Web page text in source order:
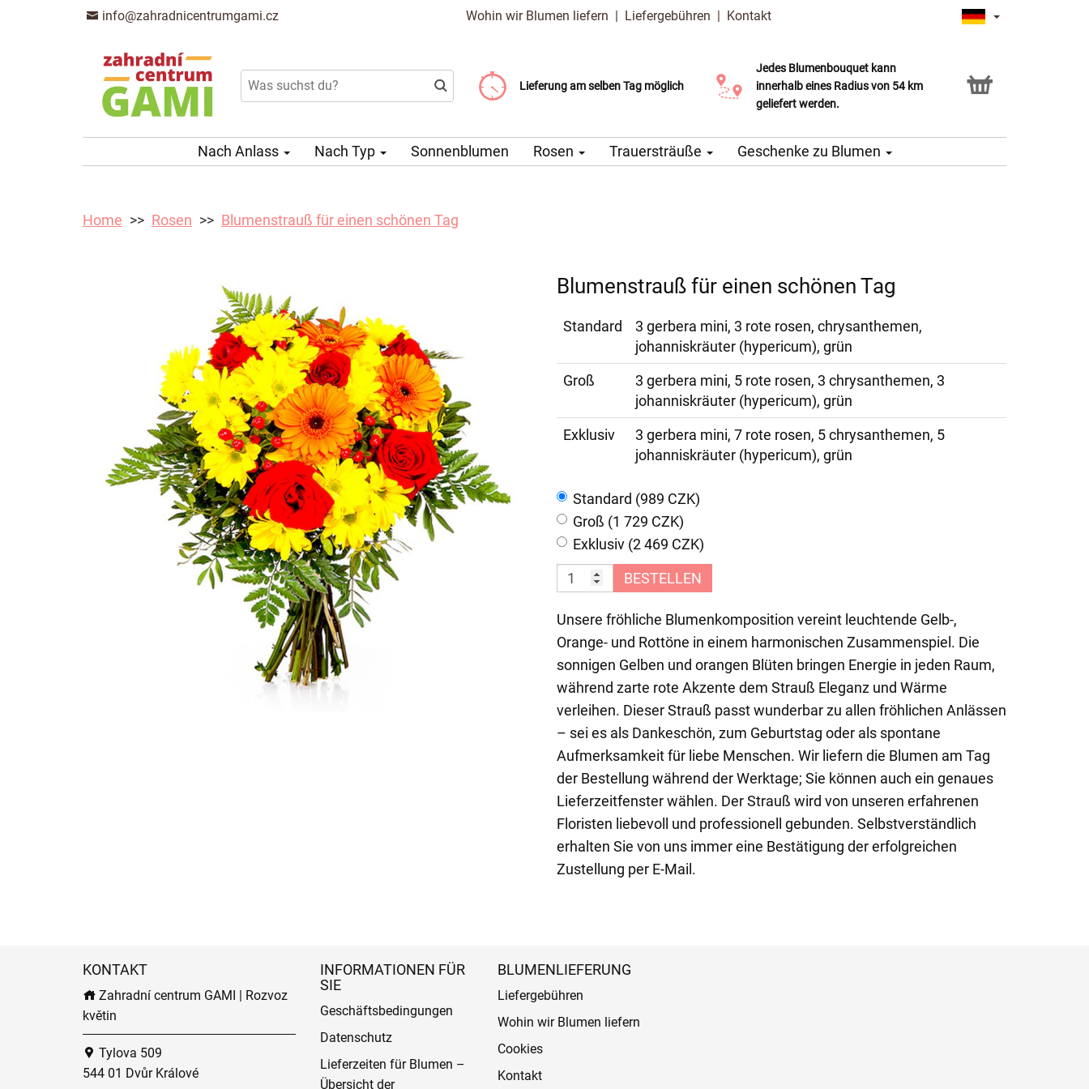
info@zahradnicentrumgami.cz Wohin wir Blumen liefern | Liefergebühren | Kontakt
Lieferung am selben Tag möglich
Liefergebühr ab 99 CZK
Wählen Sie Ihr Lieferdatum
Jedes Blumenbouquet kann
innerhalb eines Radius von 54 km
geliefert werden.
Click & Collect Service
Nach Anlass Nach Typ Sonnenblumen Rosen Trauersträuße Geschenke zu Blumen
Home Rosen Blumenstrauß für einen schönen Tag
Blumenstrauß für einen schönen Tag
Standard
3 gerbera mini, 3 rote rosen, chrysanthemen,
johanniskräuter (hypericum), grün
Groß
3 gerbera mini, 5 rote rosen, 3 chrysanthemen, 3
johanniskräuter (hypericum), grün
Exklusiv
3 gerbera mini, 7 rote rosen, 5 chrysanthemen, 5
johanniskräuter (hypericum), grün
Standard (989 CZK)
Groß (1 729 CZK)
Exklusiv (2 469 CZK)
BESTELLEN
Unsere fröhliche Blumenkomposition vereint leuchtende Gelb-,
Orange- und Rottöne in einem harmonischen Zusammenspiel. Die
sonnigen Gelben und orangen Blüten bringen Energie in jeden Raum,
während zarte rote Akzente dem Strauß Eleganz und Wärme
verleihen. Dieser Strauß passt wunderbar zu allen fröhlichen Anlässen
– sei es als Dankeschön, zum Geburtstag oder als spontane
Aufmerksamkeit für liebe Menschen. Wir liefern die Blumen am Tag
der Bestellung während der Werktage; Sie können auch ein genaues
Lieferzeitfenster wählen. Der Strauß wird von unseren erfahrenen
Floristen liebevoll und professionell gebunden. Selbstverständlich
erhalten Sie von uns immer eine Bestätigung der erfolgreichen
Zustellung per E-Mail.
KONTAKT
Zahradní centrum GAMI | Rozvoz
květin
Tylova 509
544 01 Dvůr Králové
INFORMATIONEN FÜR
SIE
Geschäftsbedingungen
Datenschutz
Lieferzeiten für Blumen –
Übersicht der
BLUMENLIEFERUNG
Liefergebühren
Wohin wir Blumen liefern
Cookies
Kontakt